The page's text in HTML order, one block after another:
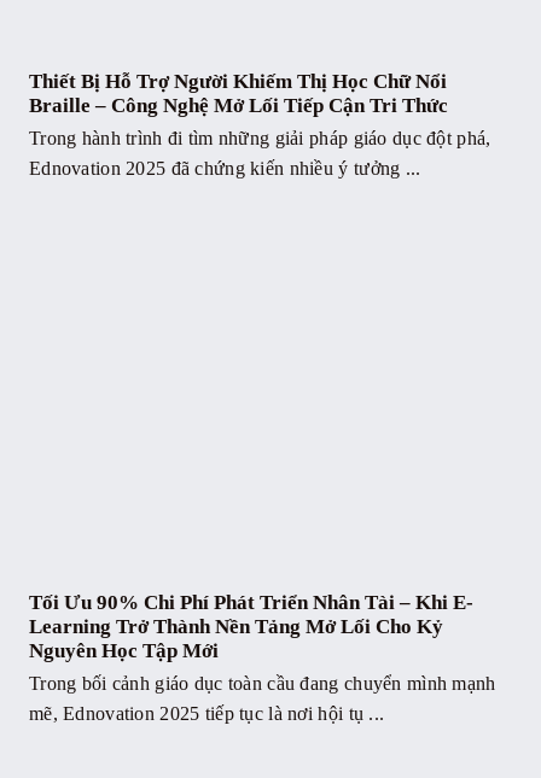
Thiết Bị Hỗ Trợ Người Khiếm Thị Học Chữ Nổi
Braille – Công Nghệ Mở Lối Tiếp Cận Tri Thức
Trong hành trình đi tìm những giải pháp giáo dục đột phá,
Ednovation 2025 đã chứng kiến nhiều ý tưởng ...
Tối Ưu 90% Chi Phí Phát Triển Nhân Tài – Khi E-
Learning Trở Thành Nền Tảng Mở Lối Cho Kỷ
Nguyên Học Tập Mới
Trong bối cảnh giáo dục toàn cầu đang chuyển mình mạnh
mẽ, Ednovation 2025 tiếp tục là nơi hội tụ ...